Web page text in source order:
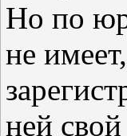
Но по
не
ней